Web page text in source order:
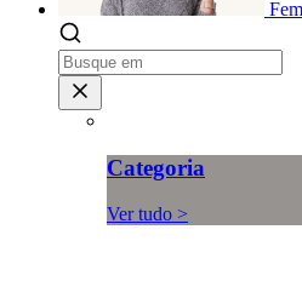
Categoria
Ver tudo >